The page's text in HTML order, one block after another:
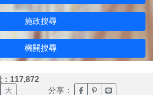
施政搜尋
機關搜尋
：117,872
大 分享： 臉書分享(另開新視窗)
噗浪分享(另開新
Line分享(另